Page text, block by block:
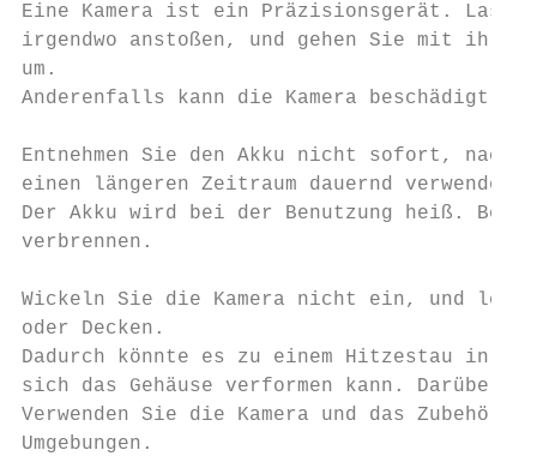
Eine Kamera ist ein Präzisionsgerät.
irgendwo anstoßen, und gehen Sie mit ihr
um.
Anderenfalls kann die Kamera beschädigt
Entnehmen Sie den Akku nicht sofort,
einen längeren Zeitraum dauernd verwendet
Der Akku wird bei der Benutzung heiß. Bei
verbrennen.
Wickeln Sie die Kamera nicht ein, und
oder Decken.
Dadurch könnte es zu einem Hitzestau in der
sich das Gehäuse verformen kann. Darüber
Verwenden Sie die Kamera und das Zubehör
Umgebungen.